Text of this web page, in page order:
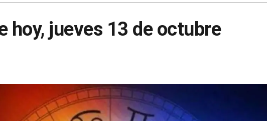
hoy, jueves 13 de octubre